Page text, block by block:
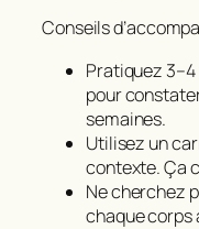
Conseils
Pratiquez
pour
semaines.
Utilisez un
contexte. Ça
Ne cherchez
chaque corps